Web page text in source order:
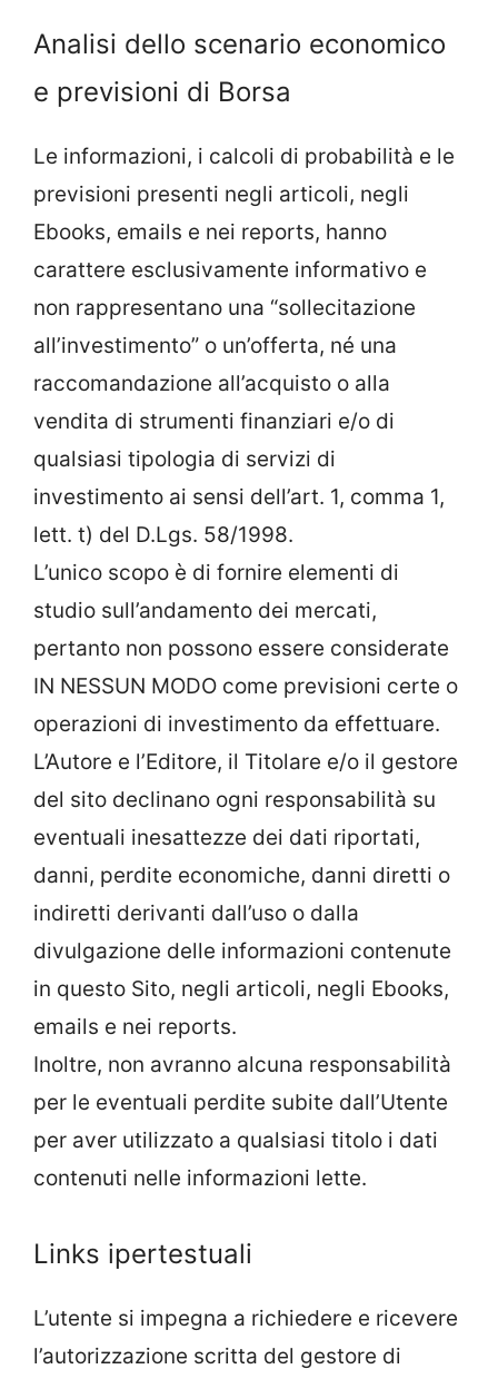
Analisi dello scenario economico
e previsioni di Borsa
Le informazioni, i calcoli di probabilità e le
previsioni presenti negli articoli, negli
Ebooks, emails e nei reports, hanno
carattere esclusivamente informativo e
non rappresentano una “sollecitazione
all’investimento” o un’offerta, né una
raccomandazione all’acquisto o alla
vendita di strumenti finanziari e/o di
qualsiasi tipologia di servizi di
investimento ai sensi dell’art. 1, comma 1,
lett. t) del D.Lgs. 58/1998.
L’unico scopo è di fornire elementi di
studio sull’andamento dei mercati,
pertanto non possono essere considerate
IN NESSUN MODO come previsioni certe o
operazioni di investimento da effettuare.
L’Autore e l’Editore, il Titolare e/o il gestore
del sito declinano ogni responsabilità su
eventuali inesattezze dei dati riportati,
danni, perdite economiche, danni diretti o
indiretti derivanti dall’uso o dalla
divulgazione delle informazioni contenute
in questo Sito, negli articoli, negli Ebooks,
emails e nei reports.
Inoltre, non avranno alcuna responsabilità
per le eventuali perdite subite dall’Utente
per aver utilizzato a qualsiasi titolo i dati
contenuti nelle informazioni lette.
Links ipertestuali
L’utente si impegna a richiedere e ricevere
l’autorizzazione scritta del gestore di